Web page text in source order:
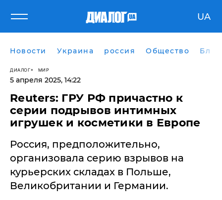
UA
Новости Украина россия Общество
ДИАЛОГ МИР
5 апреля 2025, 14:22
​Reuters: ГРУ РФ причастно к
серии подрывов интимных
игрушек и косметики в Европе
Россия, предположительно,
организовала серию взрывов на
курьерских складах в Польше,
Великобритании и Германии.